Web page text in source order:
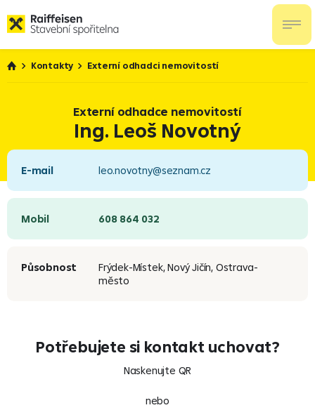
Kontakty Externí odhadci nemovitostí
Externí odhadce nemovitostí
Ing. Leoš Novotný
E-mail leo.novotny@seznam.cz
Mobil 608 864 032
Působnost
Frýdek-Místek, Nový Jičín, Ostrava-
město
Potřebujete si kontakt uchovat?
Naskenujte QR
nebo